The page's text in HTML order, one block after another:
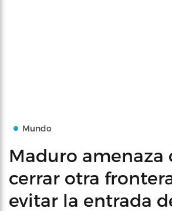
Mundo
Maduro amenaza
cerrar otra
evitar la entrada